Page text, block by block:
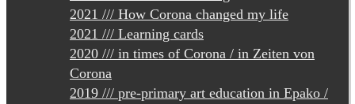
2021 /// How Corona changed my life
2021 /// Learning cards
2020 /// in times of Corona / in Zeiten von
Corona
2019 /// pre-primary art education in Epako /